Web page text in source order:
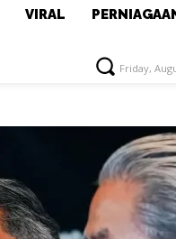
VIRAL
Friday,